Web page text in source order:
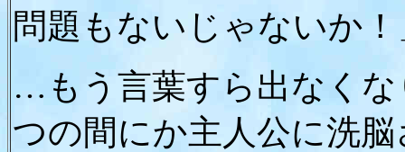
問題もないじゃないか
…もう言葉すら出なく
つの間にか主人公に洗